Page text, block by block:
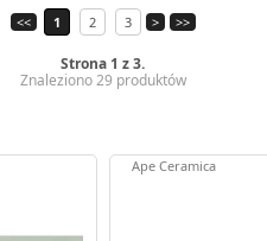
<< 1 2 3 > >>
Strona 1 z 3.
Znaleziono 29 produktów
Ape Ceramica